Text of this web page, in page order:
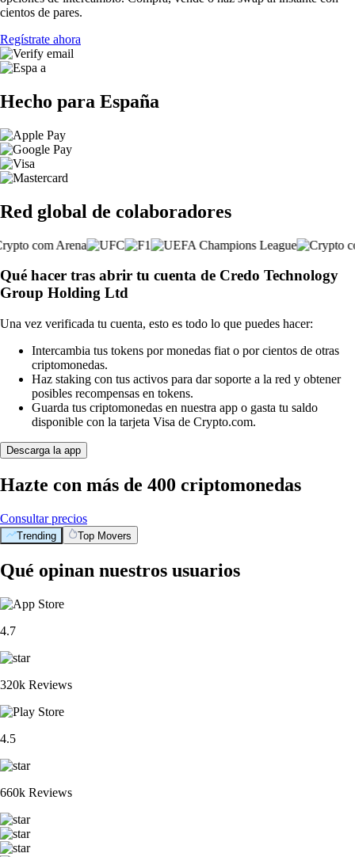
cientos de pares.
Regístrate ahora
Hecho para España
Red global de colaboradores
Qué hacer tras abrir tu cuenta de Credo Technology
Group Holding Ltd
Una vez verificada tu cuenta, esto es todo lo que puedes hacer:
Intercambia tus tokens por monedas fiat o por cientos de otras
criptomonedas.
Haz staking con tus activos para dar soporte a la red y obtener
posibles recompensas en tokens.
Guarda tus criptomonedas en nuestra app o gasta tu saldo
disponible con la tarjeta Visa de Crypto.com.
Descarga la app
Hazte con más de 400 criptomonedas
Consultar precios
Trending Top Movers
Qué opinan nuestros usuarios
4.7
320k Reviews
4.5
660k Reviews